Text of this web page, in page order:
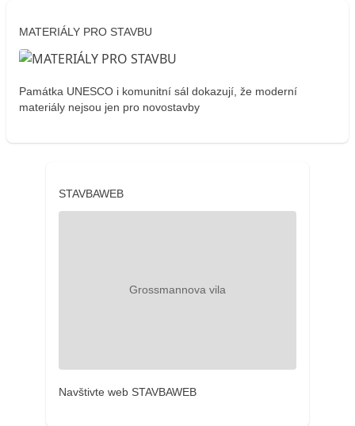
MATERIÁLY PRO STAVBU
Památka UNESCO i komunitní sál dokazují, že moderní
materiály nejsou jen pro novostavby
STAVBAWEB
Navštivte web STAVBAWEB